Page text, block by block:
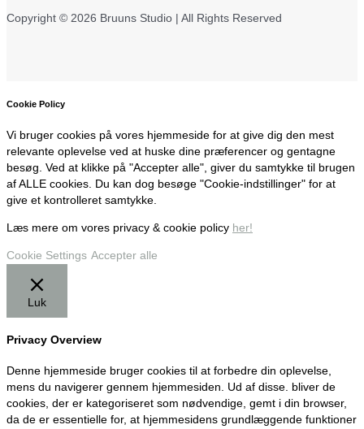
Copyright © 2026 Bruuns Studio | All Rights Reserved
Cookie Policy
Vi bruger cookies på vores hjemmeside for at give dig den mest
relevante oplevelse ved at huske dine præferencer og gentagne
besøg. Ved at klikke på "Accepter alle", giver du samtykke til brugen
af ALLE cookies. Du kan dog besøge "Cookie-indstillinger" for at
give et kontrolleret samtykke.
Læs mere om vores privacy & cookie policy her!
Cookie Settings Accepter alle
Luk
Privacy Overview
Denne hjemmeside bruger cookies til at forbedre din oplevelse,
mens du navigerer gennem hjemmesiden. Ud af disse. bliver de
cookies, der er kategoriseret som nødvendige, gemt i din browser,
da de er essentielle for, at hjemmesidens grundlæggende funktioner